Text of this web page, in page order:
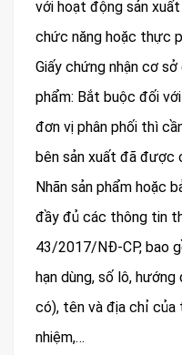
với hoạt động sản
chức năng hoặc thực
Giấy chứng nhận cơ
phẩm: Bắt buộc đối
đơn vị phân phối thì
bên sản xuất đã được
Nhãn sản phẩm hoặc
đầy đủ các thông tin
43/2017/NĐ-CP, bao
hạn dùng, số lô,
có), tên và địa chỉ của
nhiệm,…